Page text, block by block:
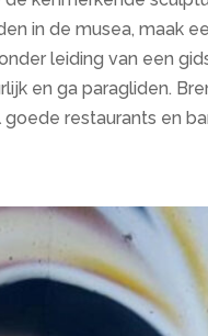
in de musea, maak
leiding van een
en ga paragliden.
restaurants en